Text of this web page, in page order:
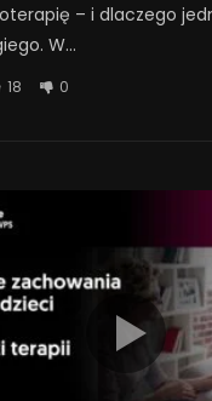
– i dlaczego
W...
18 0